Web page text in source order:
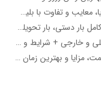
بلیط چارتر هواپیما چیست؟ راهنمای کامل مزایا، معایب و تفاوت با بلیط سیستمی
قوانین بار در پروازهای داخلی ایران | راهنمای کامل بار دستی، بار تحویلی و مقررات حمل بار
خرید اقساطی بلیط هواپیما | سفر قسطی داخلی و خارجی + شرایط و مدارک | اسپادچارتر
بلیط سیستمی تهران تبریز | راهنمای خرید، قیمت، مزایا و بهترین زمان رزرو